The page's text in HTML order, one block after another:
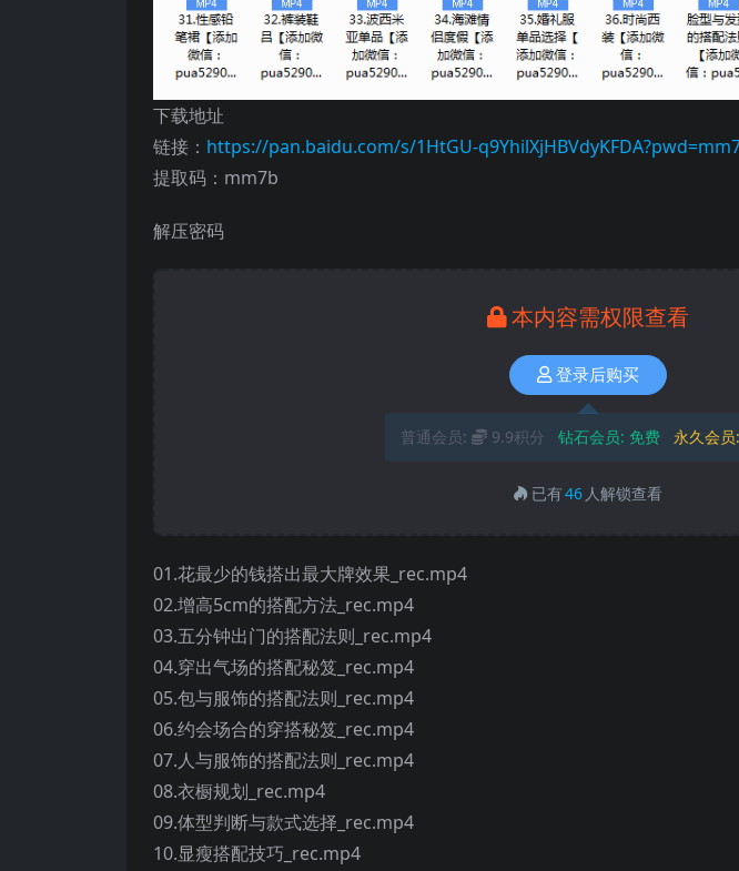
下载地址
链接： https://pan.baidu.com/s/1HtGU-
提取码：mm7b
解压密码
本内容需权限查看
登录后购买
普通会员: 9.9积分 钻石会员: 免费 永久会员:
已有46 人解锁查看
01.花最少的钱搭出最大牌效果_rec.mp4
02.增高5cm的搭配方法_rec.mp4
03.五分钟出门的搭配法则_rec.mp4
04.穿出气场的搭配秘笈_rec.mp4
05.包与服饰的搭配法则_rec.mp4
06.约会场合的穿搭秘笈_rec.mp4
07.人与服饰的搭配法则_rec.mp4
08.衣橱规划_rec.mp4
09.体型判断与款式选择_rec.mp4
10.显瘦搭配技巧_rec.mp4